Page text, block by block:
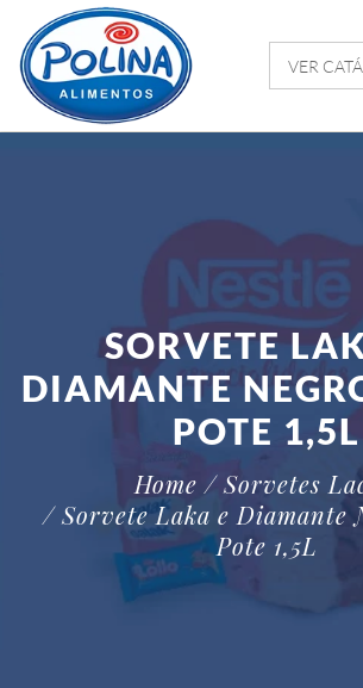
VER
SORVETE
DIAMANTE
POTE 1,5L
Home / Sorvetes
/ Sorvete Laka e Diamante
Pote 1,5L